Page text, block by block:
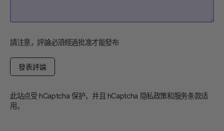
請注意，評論必須經過批准才能發布
發
此站点受 hCaptcha 保护，并且 hCaptcha 隐私政策和服务条款适
用。